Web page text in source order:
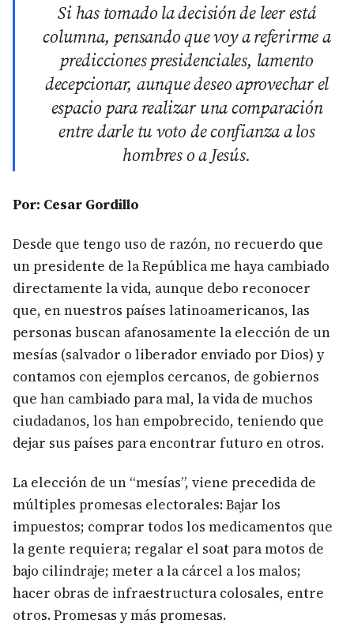
Si has tomado la decisión de leer está
columna, pensando que voy a referirme a
predicciones presidenciales, lamento
decepcionar, aunque deseo aprovechar el
espacio para realizar una comparación
entre darle tu voto de confianza a los
hombres o a Jesús.
Por: Cesar Gordillo
Desde que tengo uso de razón, no recuerdo que
un presidente de la República me haya cambiado
directamente la vida, aunque debo reconocer
que, en nuestros países latinoamericanos, las
personas buscan afanosamente la elección de un
mesías (salvador o liberador enviado por Dios) y
contamos con ejemplos cercanos, de gobiernos
que han cambiado para mal, la vida de muchos
ciudadanos, los han empobrecido, teniendo que
dejar sus países para encontrar futuro en otros.
La elección de un “mesías”, viene precedida de
múltiples promesas electorales: Bajar los
impuestos; comprar todos los medicamentos que
la gente requiera; regalar el soat para motos de
bajo cilindraje; meter a la cárcel a los malos;
hacer obras de infraestructura colosales, entre
otros. Promesas y más promesas.